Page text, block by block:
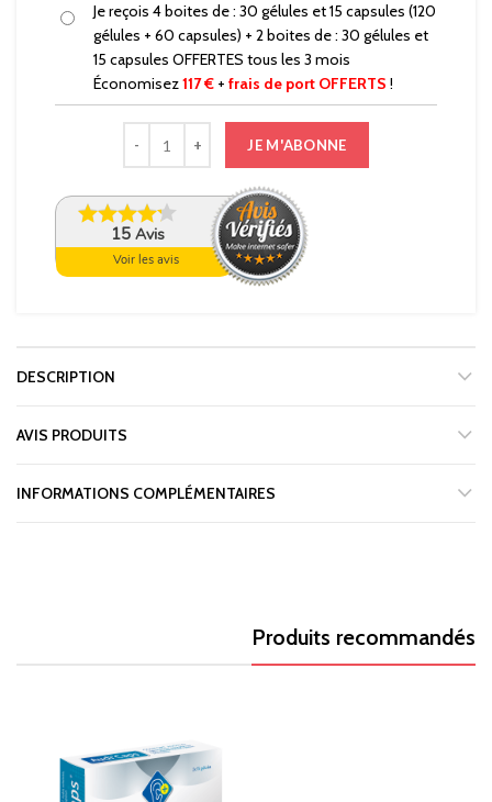
Je reçois 4 boites de : 30 gélules et 15 capsules (120
gélules + 60 capsules) + 2 boites de : 30 gélules et
15 capsules OFFERTES tous les 3 mois
Économisez117 € + frais de port OFFERTS !
JE M'ABONNE
15Avis
Voir les avis
DESCRIPTION
AVIS PRODUITS
INFORMATIONS COMPLÉMENTAIRES
Produits recommandés